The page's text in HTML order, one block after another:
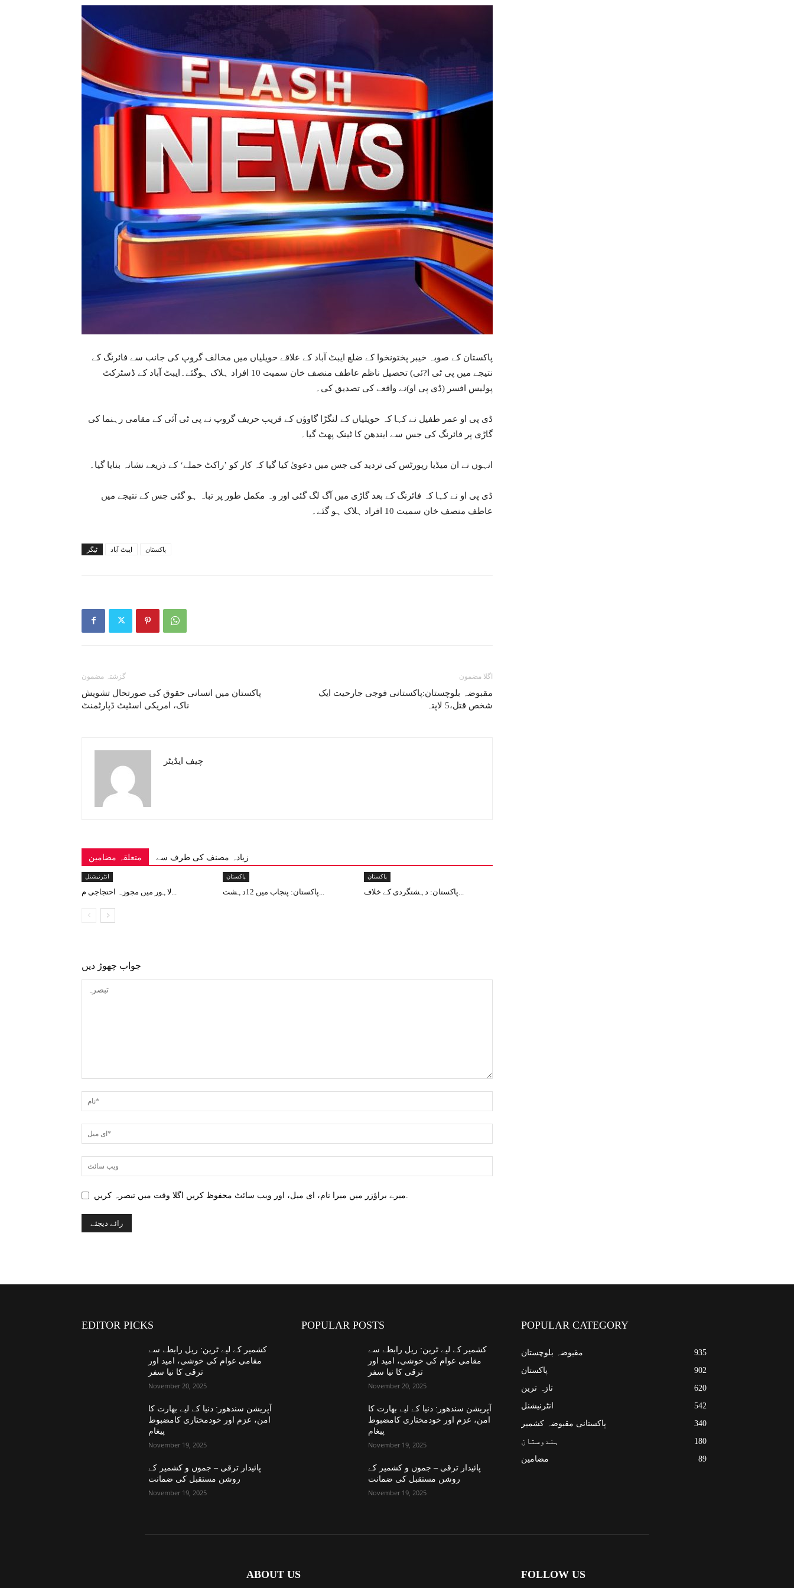
پاکستان کے صوبہ خیبر پختونخوا کے ضلع ایبٹ آباد کے علاقے حویلیاں میں مخالف گروپ کی جانب سے فائرنگ کے
نتیجے میں پی ٹی ا?ئی) تحصیل ناظم عاطف منصف خان سمیت 10 افراد ہلاک ہوگئے۔ایبٹ آباد کے ڈسٹرکٹ
پولیس افسر (ڈی پی او)نے واقعے کی تصدیق کی۔
ڈی پی او عمر طفیل نے کہا کہ حویلیاں کے لنگڑا گاوؤں کے قریب حریف گروپ نے پی ٹی آئی کے مقامی رہنما کی
گاڑی پر فائرنگ کی جس سے ایندھن کا ٹینک پھٹ گیا۔
انہوں نے ان میڈیا رپورٹس کی تردید کی جس میں دعویٰ کیا گیا کہ کار کو ’راکٹ حملے‘ کے ذریعے نشانہ بنایا گیا۔
ڈی پی او نے کہا کہ فائرنگ کے بعد گاڑی میں آگ لگ گئی اور وہ مکمل طور پر تباہ ہو گئی جس کے نتیجے میں
عاطف منصف خان سمیت 10 افراد ہلاک ہو گئے۔
ٹیگز ایبٹ آباد پاکستان
گزشتہ مضمون
پاکستان میں انسانی حقوق کی صورتحال تشویش
ناک، امریکی اسٹیٹ ڈپارٹمنٹ
اگلا مضمون
مقبوضہ بلوچستان:پاکستانی فوجی جارحیت ایک
شخص قتل،5 لاپتہ
چیف ایڈیٹر
متعلقہ مضامین زیادہ مصنف کی طرف سے
انٹرنیشنل
لاہور میں مجوزہ احتجاجی م...
پاکستان
پاکستان: پنجاب میں 12دہشت...
پاکستان
پاکستان: دہشتگردی کے خلاف...
جواب چھوڑ دیں
میرے براؤزر میں میرا نام، ای میل، اور ویب سائٹ محفوظ کریں اگلا وقت میں تبصرہ کریں.
EDITOR PICKS
کشمیر کے لیے ٹرین: ریل رابطے سے
مقامی عوام کی خوشی، امید اور
ترقی کا نیا سفر
November 20, 2025
آپریشن سندھور: دنیا کے لیے بھارت کا
امن، عزم اور خودمختاری کامضبوط
پیغام
November 19, 2025
پائیدار ترقی – جموں و کشمیر کے
روشن مستقبل کی ضمانت
November 19, 2025
POPULAR POSTS
کشمیر کے لیے ٹرین: ریل رابطے سے
مقامی عوام کی خوشی، امید اور
ترقی کا نیا سفر
November 20, 2025
آپریشن سندھور: دنیا کے لیے بھارت کا
امن، عزم اور خودمختاری کامضبوط
پیغام
November 19, 2025
پائیدار ترقی – جموں و کشمیر کے
روشن مستقبل کی ضمانت
November 19, 2025
POPULAR CATEGORY
مقبوضہ بلوچستان
935
پاکستان
902
تازہ ترین
620
انٹرنیشنل
542
پاکستانی مقبوضہ کشمیر
340
ہندوستان
180
مضامین
89
ABOUT US FOLLOW US